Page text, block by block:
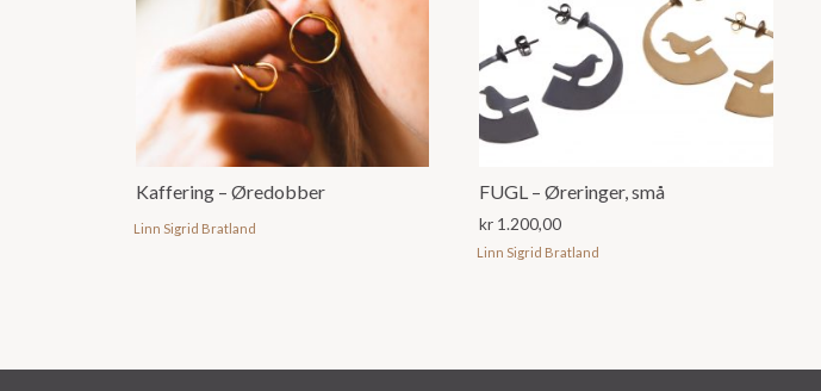
Kaffering – Øredobber
Linn Sigrid Bratland
FUGL – Øreringer, små
kr 1.200,00
Linn Sigrid Bratland